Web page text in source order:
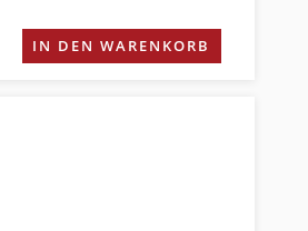
IN DEN WARENKORB